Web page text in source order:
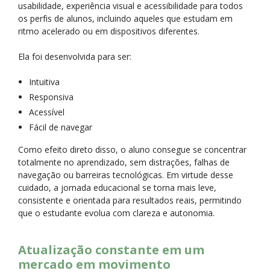
usabilidade, experiência visual e acessibilidade para todos
os perfis de alunos, incluindo aqueles que estudam em
ritmo acelerado ou em dispositivos diferentes.
Ela foi desenvolvida para ser:
Intuitiva
Responsiva
Acessível
Fácil de navegar
Como efeito direto disso, o aluno consegue se concentrar
totalmente no aprendizado, sem distrações, falhas de
navegação ou barreiras tecnológicas. Em virtude desse
cuidado, a jornada educacional se torna mais leve,
consistente e orientada para resultados reais, permitindo
que o estudante evolua com clareza e autonomia.
Atualização constante em um
mercado em movimento